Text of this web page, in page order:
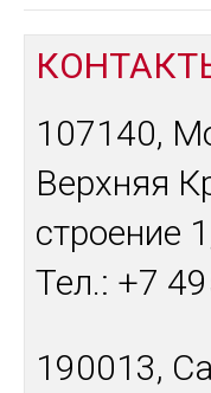
107140,
Верхняя
строение
Тел.: +7
190013,